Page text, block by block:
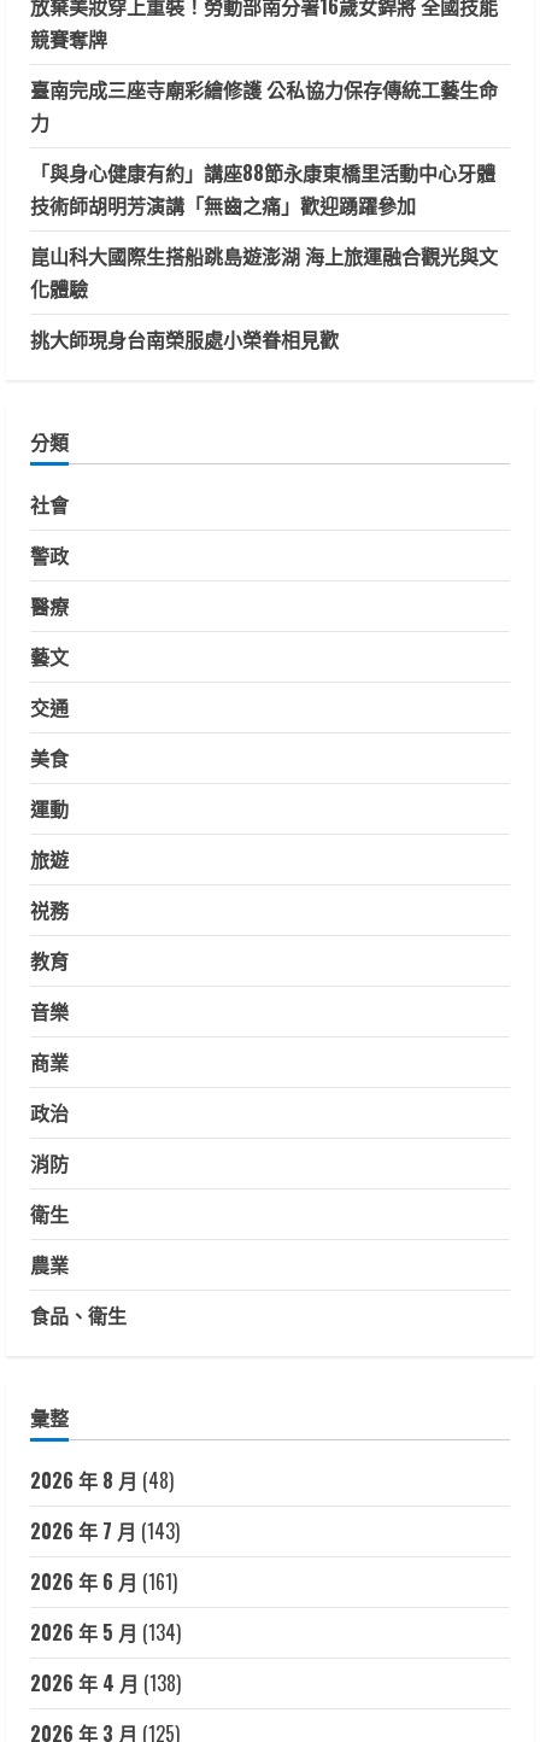
放棄美妝穿上重裝！勞動部南分署16歲女銲將 全國技能
競賽奪牌
臺南完成三座寺廟彩繪修護 公私協力保存傳統工藝生命
力
「與身心健康有約」講座88節永康東橋里活動中心牙體
技術師胡明芳演講「無齒之痛」歡迎踴躍參加
崑山科大國際生搭船跳島遊澎湖 海上旅運融合觀光與文
化體驗
挑大師現身台南榮服處小榮眷相見歡
分類
社會
警政
醫療
藝文
交通
美食
運動
旅遊
祱務
教育
音樂
商業
政治
消防
衛生
農業
食品、衛生
彙整
2026 年 8 月 (48)
2026 年 7 月 (143)
2026 年 6 月 (161)
2026 年 5 月 (134)
2026 年 4 月 (138)
2026 年 3 月 (125)